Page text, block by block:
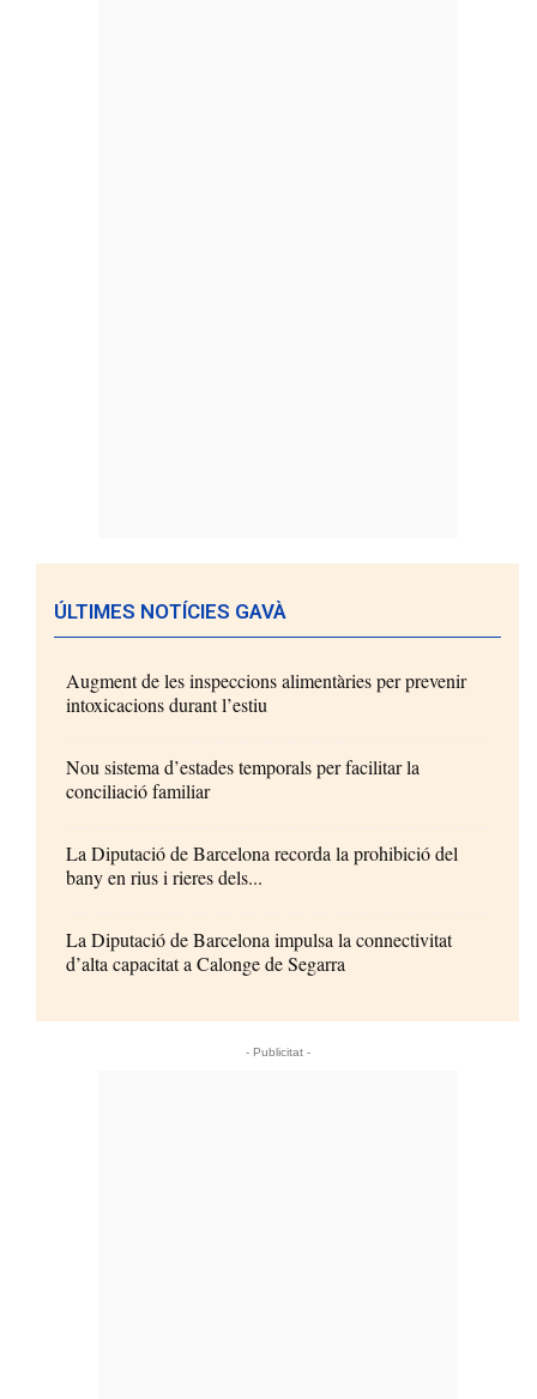
ÚLTIMES NOTÍCIES GAVÀ
Augment de les inspeccions alimentàries per prevenir
intoxicacions durant l’estiu
Nou sistema d’estades temporals per facilitar la
conciliació familiar
La Diputació de Barcelona recorda la prohibició del
bany en rius i rieres dels...
La Diputació de Barcelona impulsa la connectivitat
d’alta capacitat a Calonge de Segarra
- Publicitat -